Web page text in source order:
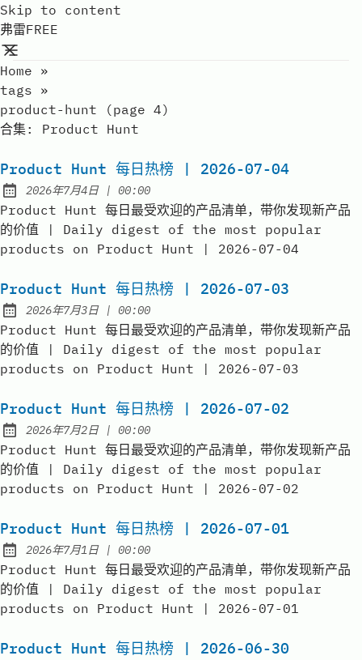
Skip to content
弗雷FREE
Home »
tags »
product-hunt (page 4)
合集: Product Hunt
Product Hunt 每日热榜 | 2026-07-04
Published:
2026年7月4日| at
00:00
Product Hunt 每日最受欢迎的产品清单，带你发现新产品
的价值 | Daily digest of the most popular
products on Product Hunt | 2026-07-04
Product Hunt 每日热榜 | 2026-07-03
Published:
2026年7月3日| at
00:00
Product Hunt 每日最受欢迎的产品清单，带你发现新产品
的价值 | Daily digest of the most popular
products on Product Hunt | 2026-07-03
Product Hunt 每日热榜 | 2026-07-02
Published:
2026年7月2日| at
00:00
Product Hunt 每日最受欢迎的产品清单，带你发现新产品
的价值 | Daily digest of the most popular
products on Product Hunt | 2026-07-02
Product Hunt 每日热榜 | 2026-07-01
Published:
2026年7月1日| at
00:00
Product Hunt 每日最受欢迎的产品清单，带你发现新产品
的价值 | Daily digest of the most popular
products on Product Hunt | 2026-07-01
Product Hunt 每日热榜 | 2026-06-30